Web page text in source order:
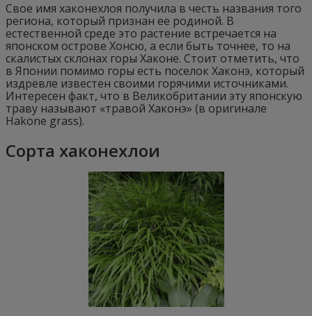
Свое имя хаконехлоя получила в честь названия того
региона, который признан ее родиной. В
естественной среде это растение встречается на
японском острове Хонсю, а если быть точнее, то на
скалистых склонах горы Хаконе. Стоит отметить, что
в Японии помимо горы есть поселок Хаконэ, который
издревле известен своими горячими источниками.
Интересен факт, что в Великобритании эту японскую
траву называют «травой Хаконэ» (в оригинале
Hakone grass).
Сорта хаконехлои